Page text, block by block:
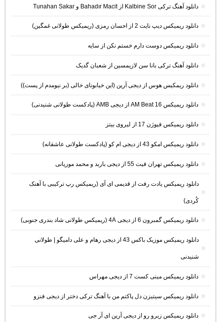
دانلود آهنگ ترکی Kalbine Sor از Bahadır Macit و Tunahan Sakar
دانلود ریمیکس دیپ نایت 2 از احسان رمزی (ریمیکس طولانی غمگین)
دانلود ریمیکس دوست دارم خستم نکن از سایه
دانلود آهنگ ترکی بانا سن لازیمسین از شعبان گدیک
دانلود ریمکیس هوس از دیجی آرین (این خیابونای خالی (بر نیومدم از پست))
دانلود ریمیکس AM Beat 16 از دیجی AMB (پادکست طولانی شنیدنی)
دانلود ریمیکس فیوژن 17 از لیروی بیتز
دانلود ریمیکس امکو 43 از دیجی ام کو (پادکست طولانی عاشقانه)
دانلود ریمیکس تهران فیت 55 از دیجی باربد و محمد موریانی
دانلود ریمیکس یادت رفت از قدیمی ای آی (ریمیکس رپ ترکیبی با آهنک
کُردی)
دانلود ریمیکس گمبرون 6 از دیجی 4A (ریمیکس طولانی شاد بندری جنوبی)
دانلود ریمیکس موزیک باکس 43 از دیجی رهام و علی دامیگو | طولانی
شنیدنی
دانلود ریمیکس مینی کست 7 از دیجی مهراس
دانلود ریمیکس سیتیزن دل پاکتم من با آهنگ ترکی دختر از دیجی فنزو
دانلود ریمیکس زیرو رو از دیجی آرین ای آر جی